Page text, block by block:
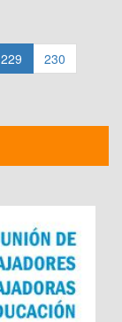
229
230